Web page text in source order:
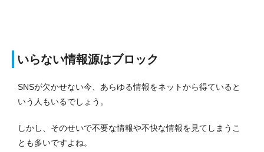
いらない情報源はブロック
SNSが欠かせない今、あらゆる情報をネットから得ていると
いう人もいるでしょう。
しかし、そのせいで不要な情報や不快な情報を見てしまうこ
とも多いですよね。